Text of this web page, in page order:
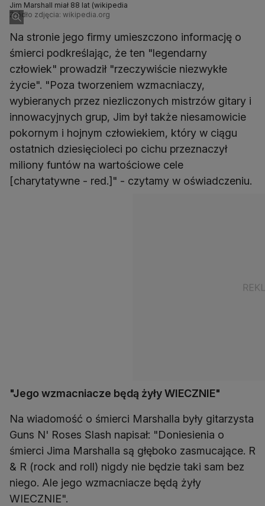
Jim Marshall miał 88 lat (wikipedia
Źródło zdjęcia: wikipedia.org
Na stronie jego firmy umieszczono informację o
śmierci podkreślając, że ten "legendarny
człowiek" prowadził "rzeczywiście niezwykłe
życie". "Poza tworzeniem wzmacniaczy,
wybieranych przez niezliczonych mistrzów gitary i
innowacyjnych grup, Jim był także niesamowicie
pokornym i hojnym człowiekiem, który w ciągu
ostatnich dziesięcioleci po cichu przeznaczył
miliony funtów na wartościowe cele
[charytatywne - red.]" - czytamy w oświadczeniu.
"Jego wzmacniacze będą żyły WIECZNIE"
Na wiadomość o śmierci Marshalla były gitarzysta
Guns N' Roses Slash napisał: "Doniesienia o
śmierci Jima Marshalla są głęboko zasmucające. R
& R (rock and roll) nigdy nie będzie taki sam bez
niego. Ale jego wzmacniacze będą żyły
WIECZNIE".